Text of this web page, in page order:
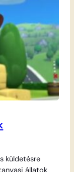
van, hogy
küldetésre
állatok